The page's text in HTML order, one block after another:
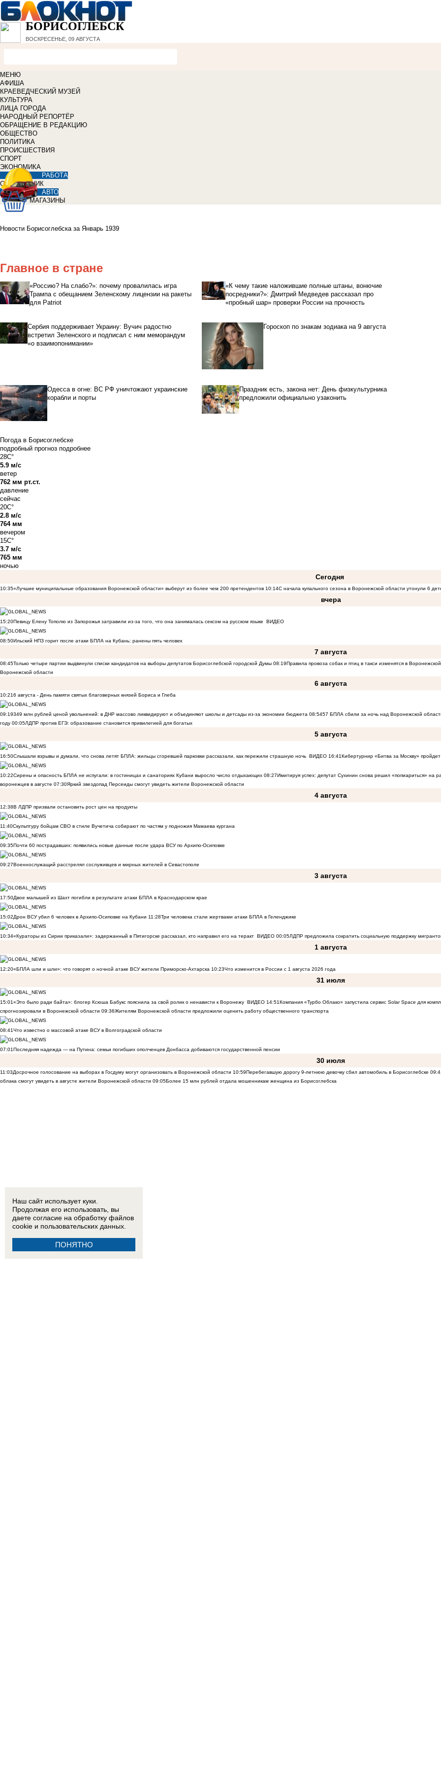
БОРИСОГЛЕБСК
ВОСКРЕСЕНЬЕ, 09 АВГУСТА
МЕНЮ
АФИША
КРАЕВЕДЧЕСКИЙ МУЗЕЙ
КУЛЬТУРА
ЛИЦА ГОРОДА
НАРОДНЫЙ РЕПОРТЁР
ОБРАЩЕНИЕ В РЕДАКЦИЮ
ОБЩЕСТВО
ПОЛИТИКА
ПРОИСШЕСТВИЯ
СПОРТ
ЭКОНОМИКА
РАБОТА
СПРАВОЧНИК
АВТО
МАГАЗИНЫ
Новости Борисоглебска за Январь 1939
Главное в стране
«Россию? На слабо?»: почему провалилась игра
Трампа с обещанием Зеленскому лицензии на ракеты
для Patriot
«К чему такие наложившие полные штаны, вонючие
посредники?»: Дмитрий Медведев рассказал про
«пробный шар» проверки России на прочность
Сербия поддерживает Украину: Вучич радостно
встретил Зеленского и подписал с ним меморандум
«о взаимопонимании»
Гороскоп по знакам зодиака на 9 августа
Одесса в огне: ВС РФ уничтожают украинские
корабли и порты
Праздник есть, закона нет: День физкультурника
предложили официально узаконить
Погода в Борисоглебске
подробный прогноз подробнее
28C°
5.9 м/с
ветер
762 мм рт.ст.
давление
сейчас
20C°
2.8 м/с
764 мм
вечером
15C°
3.7 м/с
765 мм
ночью
Сегодня
10:35«Лучшие муниципальные образования Воронежской области» выберут из более чем 200 претендентов 10:14С начала купального сезона в Воронежской области утонули 6
вчера
15:20Певицу Елену Тополю из Запорожья затравили из-за того, что она занималась сексом на русском языке ВИДЕО
08:50Ильский НПЗ горит после атаки БПЛА на Кубань: ранены пять человек
7 августа
08:45Только четыре партии выдвинули списки кандидатов на выборы депутатов Борисоглебской городской Думы 08:19Правила провоза собак и птиц в такси изменятся в
Воронежской области
6 августа
10:216 августа - День памяти святых благоверных князей Бориса и Глеба
09:19349 млн рублей ценой увольнений: в ДНР массово ликвидируют и объединяют школы и детсады из-за экономии бюджета 08:5457 БПЛА сбили за ночь над Воронежской
году 00:05ЛДПР против ЕГЭ: образование становится привилегией для богатых
5 августа
16:50Слышали взрывы и думали, что снова летят БПЛА: жильцы сгоревшей парковки рассказали, как пережили страшную ночь ВИДЕО 16:41Кибертурнир «Битва за Москву»
10:22Сирены и опасность БПЛА не испугали: в гостиницах и санаториях Кубани выросло число отдыхающих 08:27Имитируя успех: депутат Сухинин снова решил «попиариться» на
воронежцев в августе 07:30Яркий звездопад Персеиды смогут увидеть жители Воронежской области
4 августа
12:38В ЛДПР призвали остановить рост цен на продукты
11:40Скульптуру бойцам СВО в стиле Вучетича собирают по частям у подножия Мамаева кургана
09:35Почти 60 пострадавших: появились новые данные после удара ВСУ по Архипо-Осиповке
09:27Военнослужащий расстрелял сослуживцев и мирных жителей в Севастополе
3 августа
17:50Двое малышей из Шахт погибли в результате атаки БПЛА в Краснодарском крае
15:02Дрон ВСУ убил 6 человек в Архипо-Осиповке на Кубани 11:28Три человека стали жертвами атаки БПЛА в Геленджике
10:34«Кураторы из Сирии приказали»: задержанный в Пятигорске рассказал, кто направил его на теракт ВИДЕО 00:05ЛДПР предложила сократить социальную поддержку
1 августа
12:20«БПЛА шли и шли»: что говорят о ночной атаке ВСУ жители Приморско-Ахтарска 10:23Что изменится в России с 1 августа 2026 года
31 июля
15:01«Это было ради байта»: блогер Ксюша Бабукс пояснила за свой ролик о ненависти к Воронежу ВИДЕО 14:51Компания «Турбо Облако» запустила сервис Solar Space для
спрогнозировали в Воронежской области 09:36Жителям Воронежской области предложили оценить работу общественного транспорта
08:41Что известно о массовой атаке ВСУ в Волгоградской области
07:01Последняя надежда — на Путина: семьи погибших ополченцев Донбасса добиваются государственной пенсии
30 июля
11:03Досрочное голосование на выборах в Госдуму могут организовать в Воронежской области 10:59Перебегавшую дорогу 9-летнюю девочку сбил автомобиль в Борисоглебске
облака смогут увидеть в августе жители Воронежской области 09:05Более 15 млн рублей отдала мошенникам женщина из Борисоглебска
Наш сайт использует куки.
Продолжая его использовать, вы
даете согласие на обработку файлов
cookie и пользовательских данных.
ПОНЯТНО